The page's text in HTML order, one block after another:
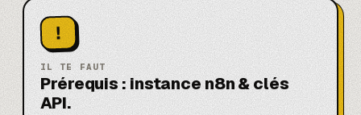
!
IL TE FAUT
Prérequis : instance n8n & clés
API.